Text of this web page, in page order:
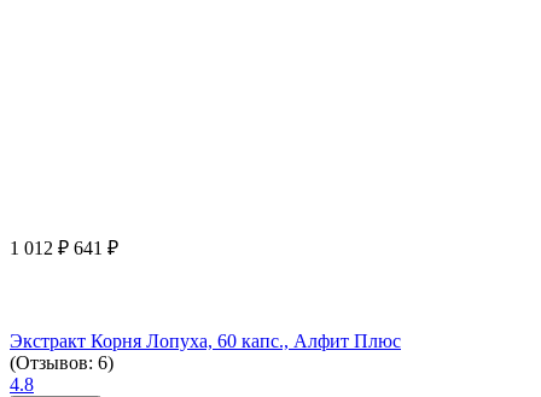
1 012 ₽ 641 ₽
Экстракт Корня Лопуха, 60 капс., Алфит Плюс
(Отзывов: 6)
4.8